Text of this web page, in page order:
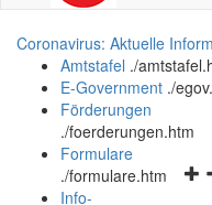
Coronavirus: Aktuelle
Amtstafel ./
E-Government ./
Förderungen
./foerderungen.htm
Formulare
./formulare.htm
Info-